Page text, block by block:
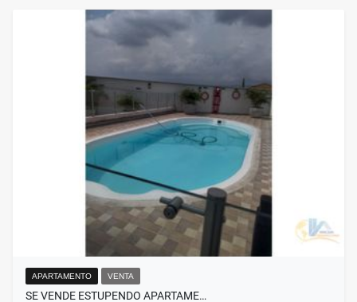
APARTAMENTO VENTA
SE VENDE ESTUPENDO APARTAME…